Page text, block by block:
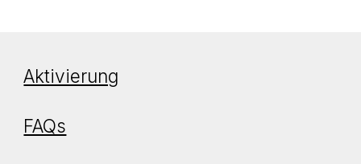
Aktivierung
FAQs